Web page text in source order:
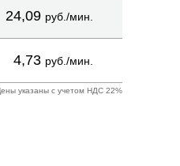
24,09 руб./мин.
4,73 руб./мин.
указаны с учетом НДС 22%